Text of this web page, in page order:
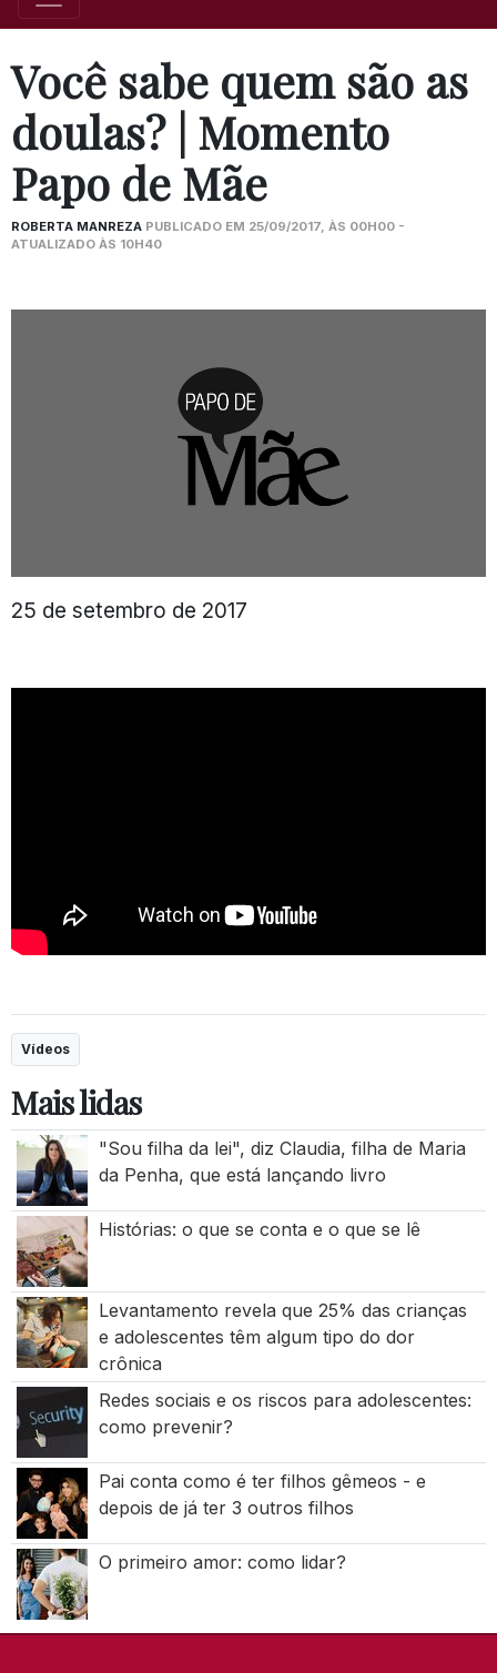
Você sabe quem são as
doulas? | Momento
Papo de Mãe
ROBERTA MANREZA PUBLICADO EM 25/09/2017, ÀS 00H00 -
ATUALIZADO ÀS 10H40
25 de setembro de 2017
Vídeos
Mais lidas
"Sou filha da lei", diz Claudia, filha de Maria
da Penha, que está lançando livro
Histórias: o que se conta e o que se lê
Levantamento revela que 25% das crianças
e adolescentes têm algum tipo do dor
crônica
Redes sociais e os riscos para adolescentes:
como prevenir?
Pai conta como é ter filhos gêmeos - e
depois de já ter 3 outros filhos
O primeiro amor: como lidar?